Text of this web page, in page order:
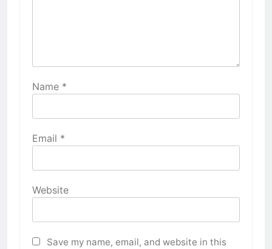
Name *
Email *
Website
Save my name, email, and website in this